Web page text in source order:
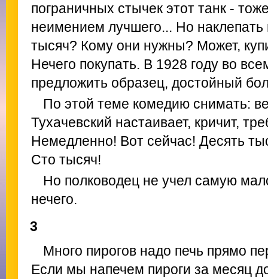
пограничных стычек этот танк -
неимением лучшего... Но
тысяч? Кому они нужны? Может,
Нечего покупать. В 1928 году во
предложить образец, достойный
По этой теме комедию снимать:
Тухачевский настаивает, кричит,
Немедленно! Вот сейчас! Десять
Сто тысяч!
Но полководец не учел самую
нечего.
3
Много пирогов надо печь прямо
Если мы напечем пироги за месяц